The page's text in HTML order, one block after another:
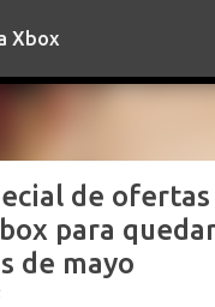
Ir al contenido
Xbox
de ofertas
para
de mayo